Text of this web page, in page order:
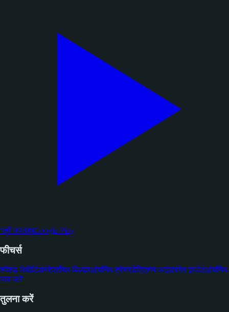
यहाँ उपलब्धGoogle Play
फीचर्स
स्पेस्ड रिपीटिशनरेपर्टोयर बिल्डरओपनिंग ट्रेनरडेविएशन फाइंडरगेम इम्पोर्टओपनिंग
याद करें
तुलना करें